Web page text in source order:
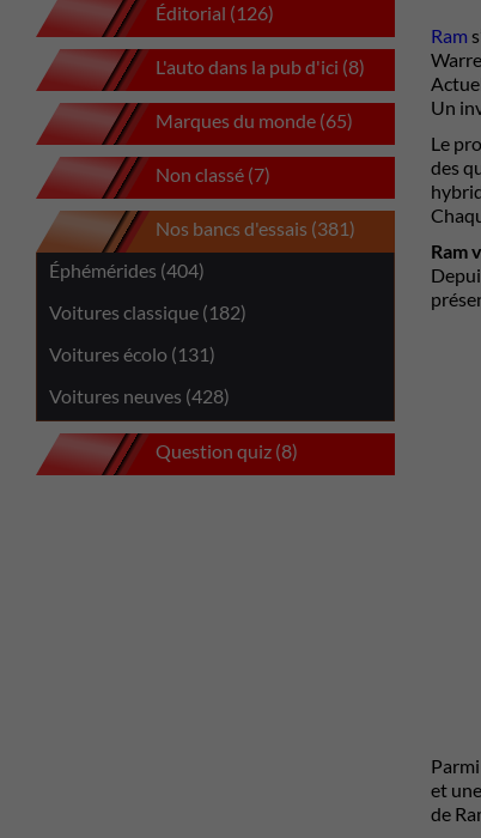
Éditorial (126)
L'auto dans la pub d'ici (8)
Marques du monde (65)
Non classé (7)
Nos bancs d'essais (381)
Éphémérides (404)
Voitures classique (182)
Voitures écolo (131)
Voitures neuves (428)
Question quiz (8)
Ram
Un
Le
des
Ram
et
de